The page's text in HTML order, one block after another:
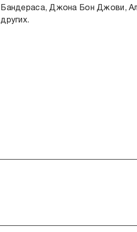
Бандераса, Джона Бон Джови,
других.